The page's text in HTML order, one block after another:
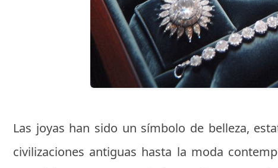
Las joyas han sido un símbolo de belleza,
civilizaciones antiguas hasta la moda